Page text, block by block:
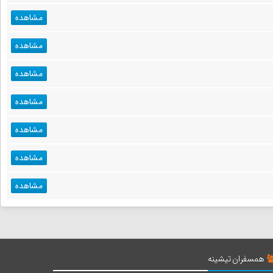
مشاهده
مشاهده
مشاهده
مشاهده
مشاهده
مشاهده
مشاهده
همسفران تیشینه